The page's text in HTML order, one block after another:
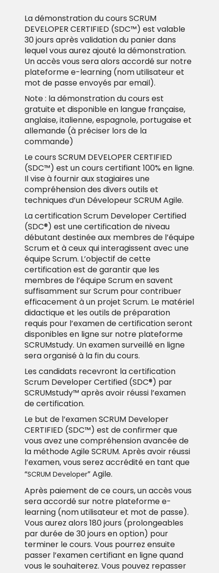
La démonstration du cours SCRUM
DEVELOPER CERTIFIED (SDC™) est valable
30 jours après validation du panier dans
lequel vous aurez ajouté la démonstration.
Un accès vous sera alors accordé sur notre
plateforme e-learning (nom utilisateur et
mot de passe envoyés par email).
Note : la démonstration du cours est
gratuite et disponible en langue française,
anglaise, italienne, espagnole, portugaise et
allemande (à préciser lors de la
commande)
Le cours SCRUM DEVELOPER CERTIFIED
(SDC™) est un cours certifiant 100% en ligne.
Ilvise à fournir aux stagiaires une
compréhension des divers outils et
techniques d’un Dévelopeur SCRUM Agile.
La certification Scrum Developer Certified
(SDC®) est une certification de niveau
débutant destinée aux membres de l’équipe
Scrum et à ceux qui interagissent avec une
équipe Scrum. L’objectif de cette
certification est de garantir que les
membres de l’équipe Scrum en savent
suffisamment sur Scrum pour contribuer
efficacement à un projet Scrum. Le matériel
didactique et les outils de préparation
requis pour l’examen de certification seront
disponibles en ligne sur notre plateforme
SCRUMstudy. Un examen surveillé en ligne
sera organisé à la fin du cours.
Les candidats recevront la certification
Scrum Developer Certified (SDC®) par
SCRUMstudy™ après avoir réussi l’examen
de certification.
Le but de l’examenSCRUM Developer
CERTIFIED (SDC™) est de confirmer que
vous avez une compréhension avancée de
la méthode Agile SCRUM. Après avoir réussi
l’examen, vous serez accrédité en tant que
“SCRUM Developer” Agile.
Après paiement de ce cours, un accès vous
sera accordé sur notre plateforme e-
learning (nom utilisateur et mot de passe).
Vous aurez alors 180 jours (prolongeables
par durée de 30 jours en option) pour
terminer le cours. Vous pourrez ensuite
passer l’examen certifiant en ligne quand
vous le souhaiterez. Vous pouvez repasser